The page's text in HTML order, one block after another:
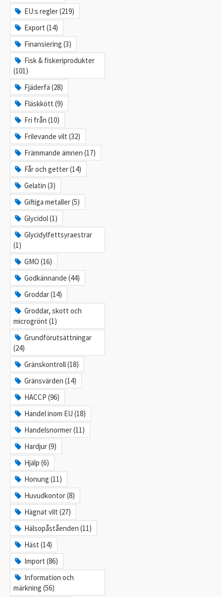
EU:s regler (219)
Export (14)
Finansiering (3)
Fisk & fiskeriprodukter
(101)
Fjäderfä (28)
Fläskkött (9)
Fri från (10)
Frilevande vilt (32)
Främmande ämnen (17)
Får och getter (14)
Gelatin (3)
Giftiga metaller (5)
Glycidol (1)
Glycidylfettsyraestrar
(1)
GMO (16)
Godkännande (44)
Groddar (14)
Groddar, skott och
microgrönt (1)
Grundförutsättningar
(24)
Gränskontroll (18)
Gränsvärden (14)
HACCP (96)
Handel inom EU (18)
Handelsnormer (11)
Hardjur (9)
Hjälp (6)
Honung (11)
Huvudkontor (8)
Hägnat vilt (27)
Hälsopåståenden (11)
Häst (14)
Import (86)
Information och
märkning (56)